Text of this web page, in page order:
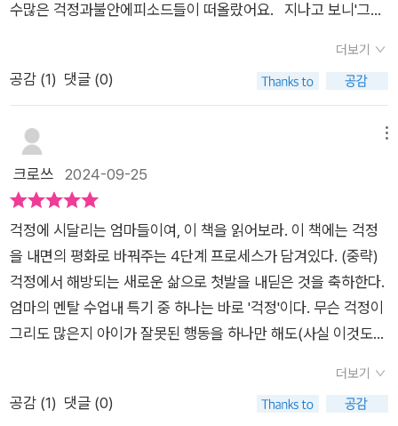
내가 걱정하는 일이 실제로 벌어질 확률이 10점 만점을 기준으로
몇 점이나 되는지 스스로에게 질문해보기를 제안한다. 두려움에
떨며 살아가는 대신에 자신의 추측을 의심하고, 벌어질 가능성이
레스를 떨쳐낼 수 있다는 점을 잊지 말아야 하겠다. 혹시나 하는
생각, 최악의 시나리오를 떠올리는 대신 ‘사실’만 갖고 판단하는
법에 익숙해져야 한다. 온갖 생각으로 마음이 동요할 때면 자신의
추측을 시험대에 올려라. 스스로에게 질문하라. “나는 지금 어떤
추측을 하고 있는가? 이 추측은 사실을 바탕으로 하고 있는가?
내가 하는 생각이 진실임을 뒷받침하는 근거가 있는가? 지금 하
는 생각이 내게 유익한가?” / 42p 머릿속에 떠오르는 어떠한
추측으로 걱정이 일기 시작한다면 걱정을 유발하는 원인, 즉 홀트
를 살펴보라. 스스로에게 이렇게 물어라. “배가 고픈가, 화가 나
적인 생각이 드는 이유가 바로 이 증상 때문일 수 있으니 앞서 소
개한 방법을 하나씩 시도해보길 바란다. / 60p ‘Act’와 ‘Let g
면 된다. 마음의 걱정이 사로잡힐 때면 현실에서 눈을 돌려 주변
나 갖고 있는, 엄마의 죄책감을 내려놓는 방법과 별 의도없이 자
신의 방식을 강요하는 엄마들의 맘 셰이밍으로부터도 자유롭고
싶어진다. 책을 읽고 나니 한결 마음이 가벼워진다. 두렵고 어수
선했던 육아시간에서 걱정을 털어내고 단순하게 아이들에게 다
돌봄이 필요하다. 나 스스로를 돌보는 방법을 깨닫는 계기가 되었
과하다면 좋지 않은 결과가 나온답니다. 📍엄마인 나부터 돌보고
산책, 요리, 청소 뭐든 좋습니다.내 걱정과 불안이 스물스물 떠오
르먼부지런히 움직여서 걱정과 불안을 적절하게 거리를 두어보
과 걱정이때로는 먼저처럼 작을수도 때로는 강력한 폭탄이 될 수
있으므로우리가 잘 조절하여 감정을 스스로 다루면좋을것같습니
다! 📍책 속에서 걱정과 불안을 다루기 위해 해봐야하는 미션들》
수분 충분히 마시기(카페인으로 하루 버티시는 분 많으시죠? 저
도 그래요😅)》자기 확언하기 (나는 잘 감당할 수 있고, 내 아이들
도 할 수 있다)》스스로에게 질문하기 : (무엇이? / 1년 후에도 중
요한가?)》자기 돌봄빙고 / 단어찾기 1,2 》CLAM 프로세스 핵심
정리 노트 자주 보기 📍걱정과 불안은 옆사람 또는 우리 가족으
로 전염되기아주 좋은 감정입니다!스스로 조절하여 건강한 육아
탈학교 #데니즈머렉 #신솔잎 #현대지성출판사 #부모교육도서
#엄마도서 #위로 #점검 #불안 #걱정#엄마를위한도서 #북스타
수많은 걱정과불안에피소드들이 떠올랐어요.⠀지나고 보니'그렇
⠀📌일본국제 학교 G1으로입학하고 얼마 지나지않아⠀'Don’t s
peak Korean.''Don‘t speak Korean.'⠀아이가 멍한 표정으로
잘하는 한국 친구에게 물어봤는데,이렇게이야기했대요.⠀영어편
차가 많이 나는 1학년에서는영어가권력이 되기도 하더군요.⠀한
국친구 그룹에 끼워주지도 않았죠.⠀⠀⠀⠀⠀⠀⠀⠀⠀📌'그래도 1학
어.''괜히, 국제 학교 보냈나 봐.'⠀밤마다 자는 아이 모습보며미안
한마음에 얼마나 울었던지요.⠀그런데,저의불안, 걱정과는 다르
게아이는너무나 즐겁게 학교를 다녔어요.⠀영어는못하지만,다른
나라 친구들을금방 사귀었고시간이지나니 학습도 잘 따라가더라
고요.⠀울면서 후회했던 그시간은저에게도아이에게도 도움이 되
지 않았어요.⠀⠀⠀⠀⠀⠀⠀⠀⠀📌[엄마의 멘탈 수업] 저자 ’데니즈
머렉‘세계적으로 유명한 걱정관리 전문가⠀20년이 넘는 세월 동
더보기
공감 (1) 댓글 (0)
크로쓰 2024-09-25
걱정에 시달리는 엄마들이여, 이 책을 읽어보라. 이 책에는 걱정
을 내면의 평화로 바꿔주는 4단계 프로세스가 담겨있다. (중략)
걱정에서 해방되는 새로운 삶으로 첫발을 내딛은 것을 축하한다.
엄마의 멘탈 수업내 특기 중 하나는 바로 '걱정'이다. 무슨 걱정이
그리도 많은지 아이가 잘못된 행동을 하나만 해도(사실 이것도
디게 불안해한다. ​많은 통제와 불안, 그리고 그것이 과연 옳은 것
인가에 대한 자책 사이를 오가며 괴로워한다. 혹시 당신의 이야기
더보기
공감 (1) 댓글 (0)